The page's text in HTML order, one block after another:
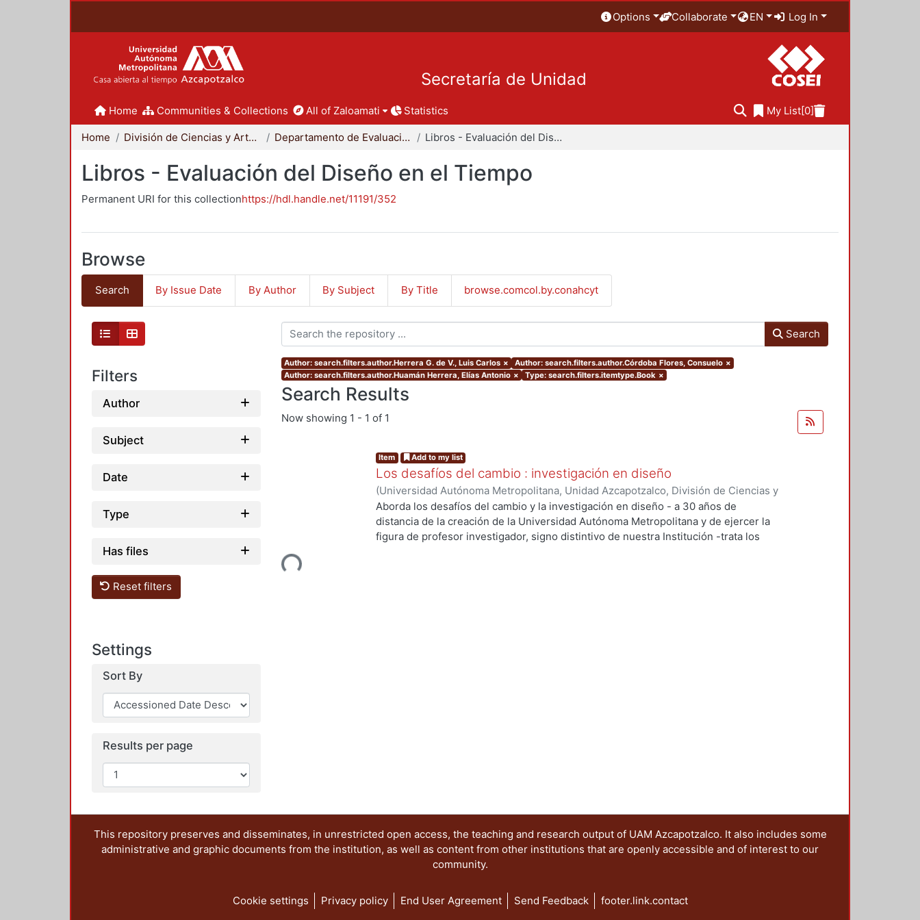
Options Collaborate EN Log In
Secretaría de Unidad
Home Communities & Collections All of Zaloamati Statistics My List[0]
Home División de Ciencias y Artes para el Diseño Departamento de Evaluación del Diseño en el Tiempo Libros - Evaluación del Diseño en el Tiempo
Libros - Evaluación del Diseño en el Tiempo
Permanent URI for this collectionhttps://hdl.handle.net/11191/352
Browse
Search By Issue Date By Author By Subject By Title browse.comcol.by.conahcyt
Filters
Author
Subject
Date
Type
Has files
Reset filters
Settings
Sort By
Results per page
Search
Author: search.filters.author.Herrera G. de V., Luis Carlos × Author: search.filters.author.Córdoba Flores, Consuelo ×
Author: search.filters.author.Huamán Herrera, Elías Antonio × Type: search.filters.itemtype.Book ×
Search Results
Now showing 1 - 1 of 1
Loading...
Item Add to my list
Los desafíos del cambio : investigación en diseño
(Universidad Autónoma Metropolitana, Unidad Azcapotzalco, División de Ciencias y
Artes para el Diseño, Departamento de Evaluación del Diseño en el Tiempo
12)Córdoba Flores, Consuelo;Huamán Herrera, Elías Antonio;Meléndez Crespo,
Ana;Morales Moreno, Jorge;Redondo Gómez, Maruja;Terrazas, Oscar;Herrera G.
Aborda los desafíos del cambio y la investigación en diseño - a 30 años de
distancia de la creación de la Universidad Autónoma Metropolitana y de ejercer la
figura de profesor investigador, signo distintivo de nuestra Institución -trata los
This repository preserves and disseminates, in unrestricted open access, the teaching and research output of UAM Azcapotzalco. It also includes some
administrative and graphic documents from the institution, as well as content from other institutions that are openly accessible and of interest to our
community.
Cookie settings Privacy policy End User Agreement Send Feedback footer.link.contact